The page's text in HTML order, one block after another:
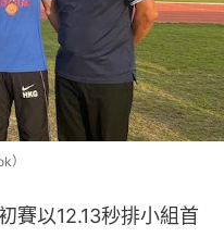
）
賽以12.13秒排小組首